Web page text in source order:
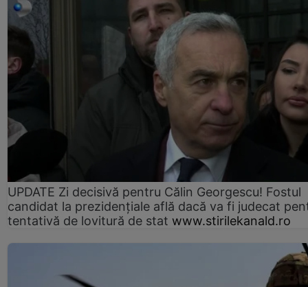
UPDATE Zi decisivă pentru Călin Georgescu! Fostul
candidat la prezidențiale află dacă va fi judecat
tentativă de lovitură de stat www.stirilekanald.ro